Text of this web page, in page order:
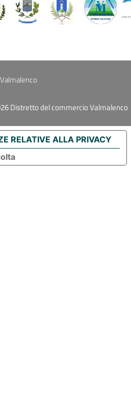
Distretto del commercio Valmalenco
RELATIVE ALLA PRIVACY